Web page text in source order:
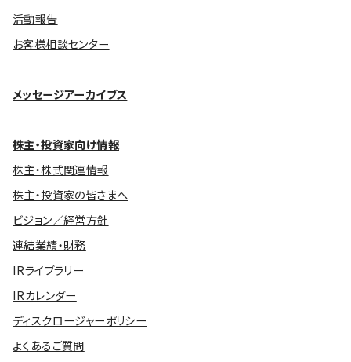
活動報告
お客様相談センター
メッセージアーカイブス
株主・投資家向け情報
株主・株式関連情報
株主・投資家の皆さまへ
ビジョン／経営方針
連結業績・財務
IRライブラリー
IRカレンダー
ディスクロージャーポリシー
よくあるご質問